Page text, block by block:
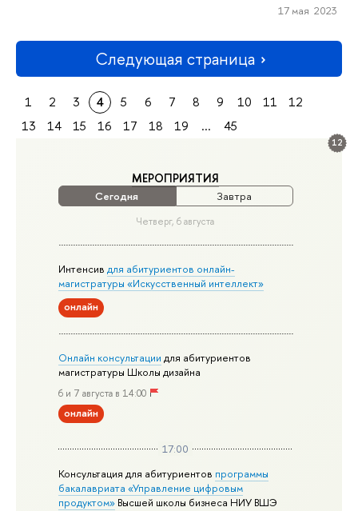
12
МЕРОПРИЯТИЯ
Сегодня Завтра
Четверг, 6 августа
Интенсивдля абитуриентов онлайн-
магистратуры «Искусственный интеллект»
онлайн
Онлайн консультации для абитуриентов
магистратуры Школы дизайна
6 и 7 августа в 14:00
онлайн
17:00
Консультация для абитуриентов программы
бакалавриата «Управление цифровым
продуктом» Высшей школы бизнеса НИУ ВШЭ
17 мая 2023
Следующая страница
1 2 3 4 5 6 7 8 9 10 11
12
13
14 15 16 17 18 19 ... 45